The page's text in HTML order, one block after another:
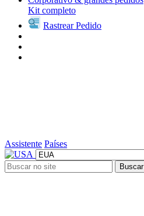
Kit completo
Rastrear Pedido
Assistente Países
Buscar